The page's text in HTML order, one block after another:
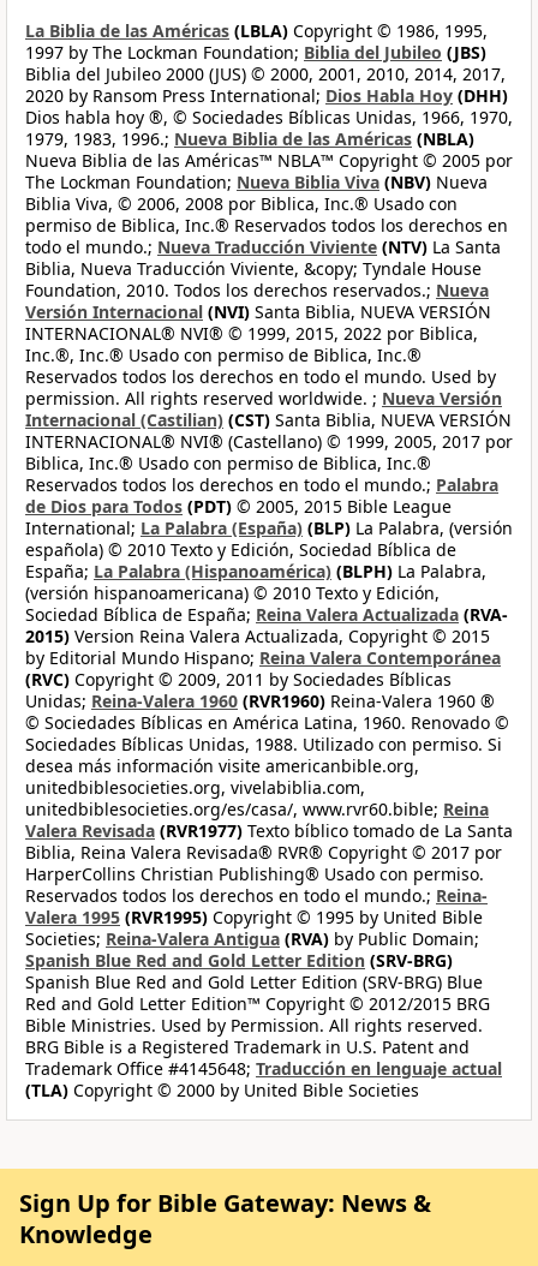
La Biblia de las Américas (LBLA) Copyright © 1986, 1995,
1997 by The Lockman Foundation; Biblia del Jubileo (JBS)
Biblia del Jubileo 2000 (JUS) © 2000, 2001, 2010, 2014, 2017,
2020 by Ransom Press International; Dios Habla Hoy (DHH)
Dios habla hoy ®, © Sociedades Bíblicas Unidas, 1966, 1970,
1979, 1983, 1996.; Nueva Biblia de las Américas (NBLA)
Nueva Biblia de las Américas™ NBLA™ Copyright © 2005 por
The Lockman Foundation; Nueva Biblia Viva (NBV) Nueva
Biblia Viva, © 2006, 2008 por Biblica, Inc.® Usado con
permiso de Biblica, Inc.® Reservados todos los derechos en
todo el mundo.; Nueva Traducción Viviente (NTV) La Santa
Biblia, Nueva Traducción Viviente, &copy; Tyndale House
Foundation, 2010. Todos los derechos reservados.; Nueva
Versión Internacional (NVI) Santa Biblia, NUEVA VERSIÓN
INTERNACIONAL® NVI® © 1999, 2015, 2022 por Biblica,
Inc.®, Inc.® Usado con permiso de Biblica, Inc.®
Reservados todos los derechos en todo el mundo. Used by
permission. All rights reserved worldwide. ; Nueva Versión
Internacional (Castilian) (CST) Santa Biblia, NUEVA VERSIÓN
INTERNACIONAL® NVI® (Castellano) © 1999, 2005, 2017 por
Biblica, Inc.® Usado con permiso de Biblica, Inc.®
Reservados todos los derechos en todo el mundo.; Palabra
de Dios para Todos (PDT) © 2005, 2015 Bible League
International; La Palabra (España) (BLP) La Palabra, (versión
española) © 2010 Texto y Edición, Sociedad Bíblica de
España; La Palabra (Hispanoamérica) (BLPH) La Palabra,
(versión hispanoamericana) © 2010 Texto y Edición,
Sociedad Bíblica de España; Reina Valera Actualizada (RVA-
2015) Version Reina Valera Actualizada, Copyright © 2015
by Editorial Mundo Hispano; Reina Valera Contemporánea
(RVC) Copyright © 2009, 2011 by Sociedades Bíblicas
Unidas; Reina-Valera 1960 (RVR1960) Reina-Valera 1960 ®
© Sociedades Bíblicas en América Latina, 1960. Renovado ©
Sociedades Bíblicas Unidas, 1988. Utilizado con permiso. Si
desea más información visite americanbible.org,
unitedbiblesocieties.org, vivelabiblia.com,
unitedbiblesocieties.org/es/casa/, www.rvr60.bible; Reina
Valera Revisada (RVR1977) Texto bíblico tomado de La Santa
Biblia, Reina Valera Revisada® RVR® Copyright © 2017 por
HarperCollins Christian Publishing® Usado con permiso.
Reservados todos los derechos en todo el mundo.; Reina-
Valera 1995 (RVR1995) Copyright © 1995 by United Bible
Societies; Reina-Valera Antigua (RVA) by Public Domain;
Spanish Blue Red and Gold Letter Edition (SRV-BRG)
Spanish Blue Red and Gold Letter Edition (SRV-BRG) Blue
Red and Gold Letter Edition™ Copyright © 2012/2015 BRG
Bible Ministries. Used by Permission. All rights reserved.
BRG Bible is a Registered Trademark in U.S. Patent and
Trademark Office #4145648; Traducción en lenguaje actual
(TLA) Copyright © 2000 by United Bible Societies
Sign Up for Bible Gateway: News &
Knowledge